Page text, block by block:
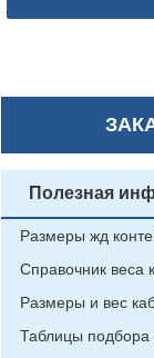
Полезная
Размеры жд
Справочник веса
Размеры и вес
Таблицы подбора